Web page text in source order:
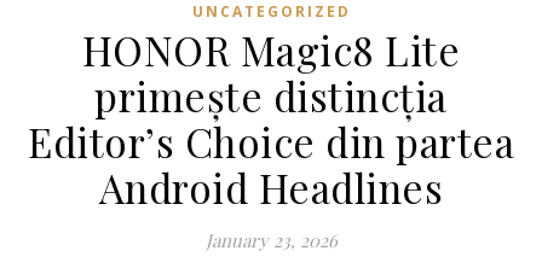
UNCATEGORIZED
HONOR Magic8 Lite
primește distincția
Editor’s Choice din partea
Android Headlines
January 23, 2026